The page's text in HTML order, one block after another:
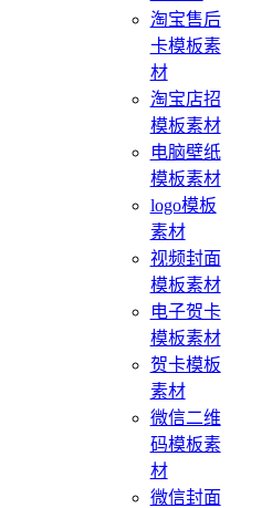
淘宝售后
卡模板素
材
淘宝店招
模板素材
电脑壁纸
模板素材
logo模板
素材
视频封面
模板素材
电子贺卡
模板素材
贺卡模板
素材
微信二维
码模板素
材
微信封面